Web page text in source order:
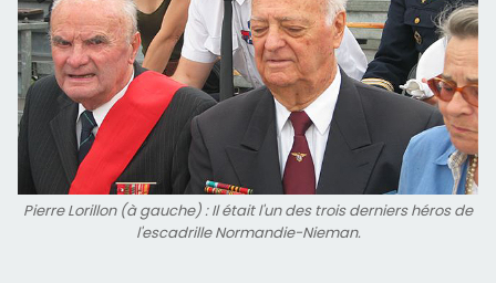
Pierre Lorillon (à gauche) : Il était l'un des trois derniers héros de
l'escadrille Normandie-Nieman.